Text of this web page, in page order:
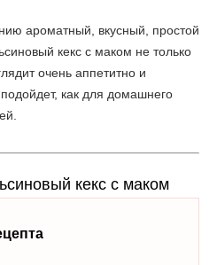
ароматный, вкусный, простой
кекс с маком не только
очень аппетитно и
как для домашнего
кекс с маком